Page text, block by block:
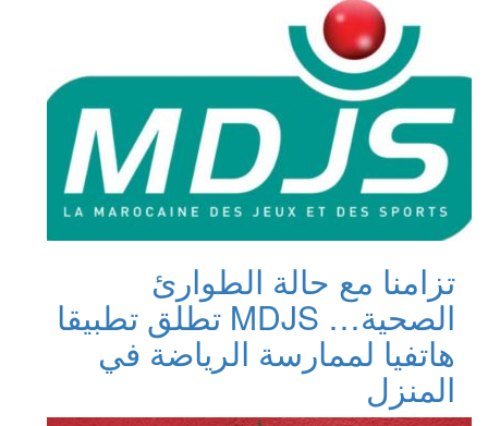
تزامنا مع حالة الطوارئ
الصحية… MDJS تطلق تطبيقا
هاتفيا لممارسة الرياضة في
المنزل